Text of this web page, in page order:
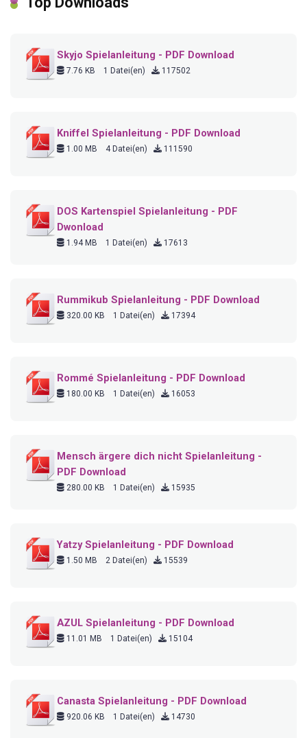
Skyjo Spielanleitung - PDF Download
7.76 KB 1 Datei(en) 117502
Kniffel Spielanleitung - PDF Download
1.00 MB 4 Datei(en) 111590
DOS Kartenspiel Spielanleitung - PDF
Dwonload
1.94 MB 1 Datei(en) 17613
Rummikub Spielanleitung - PDF Download
320.00 KB 1 Datei(en) 17394
Rommé Spielanleitung - PDF Download
180.00 KB 1 Datei(en) 16053
Mensch ärgere dich nicht Spielanleitung -
PDF Download
280.00 KB 1 Datei(en) 15935
Yatzy Spielanleitung - PDF Download
1.50 MB 2 Datei(en) 15539
AZUL Spielanleitung - PDF Download
11.01 MB 1 Datei(en) 15104
Canasta Spielanleitung - PDF Download
920.06 KB 1 Datei(en) 14730